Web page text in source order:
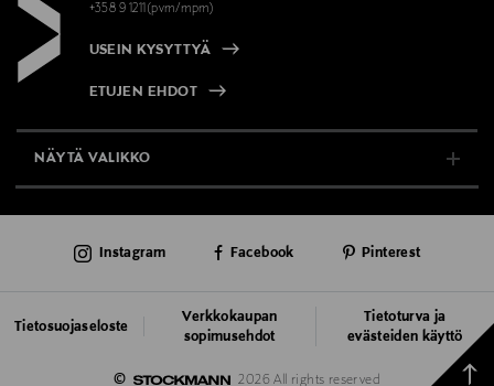
+358 9 1211(pvm/mpm)
USEIN KYSYTTYÄ
ETUJEN EHDOT
NÄYTÄ VALIKKO
AJANKOHTAISTA
©
2026 All rights reserved
Tietosuojaseloste
Verkkokaupan
sopimusehdot
Tietoturva ja
evästeiden käyttö
Instagram Facebook Pinterest